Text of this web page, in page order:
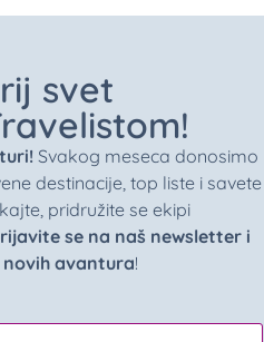
svet
Svakog meseca donosimo
destinacije, top liste i savete
pridružite se ekipi
se na naš newsletter i
avantura!